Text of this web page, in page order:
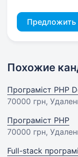
Предложить
Похожие
Програміст PHP
70000 грн,
Програміст PHP
70000 грн,
Full-stack